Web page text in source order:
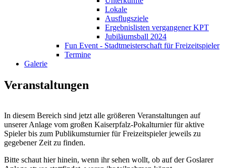
Lokale
Ausflugsziele
Ergebnislisten vergangener KPT
Jubiläumsball 2024
Fun Event - Stadtmeisterschaft für Freizeitspieler
Termine
Galerie
Veranstaltungen
In diesem Bereich sind jetzt alle größeren Veranstaltungen auf
unserer Anlage vom großen Kaiserpfalz-Pokalturnier für aktive
Spieler bis zum Publikumsturnier für Freizeitspieler jeweils zu
gegebener Zeit zu finden.
Bitte schaut hier hinein, wenn ihr sehen wollt, ob auf der Goslarer